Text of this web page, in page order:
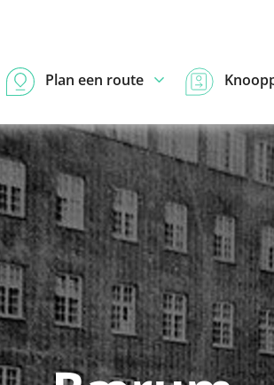
Plan een route